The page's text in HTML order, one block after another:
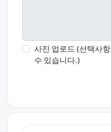
사진 업로드 (선택사
수 있습니다.)